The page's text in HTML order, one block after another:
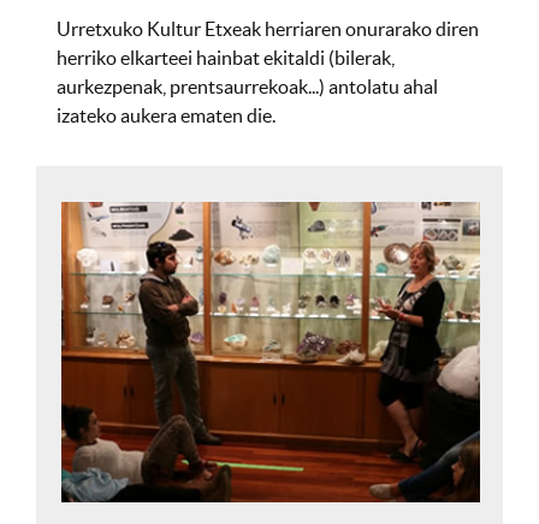
Urretxuko Kultur Etxeak herriaren onurarako diren
herriko elkarteei hainbat ekitaldi (bilerak,
aurkezpenak, prentsaurrekoak...) antolatu ahal
izateko aukera ematen die.